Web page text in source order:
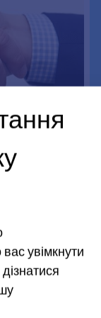
про те, як
захисті
увімкнути